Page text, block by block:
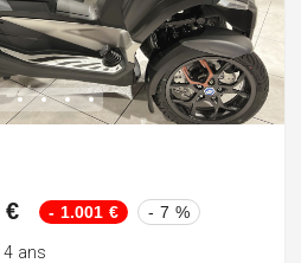
€ - 1.001 € - 7 %
4 ans